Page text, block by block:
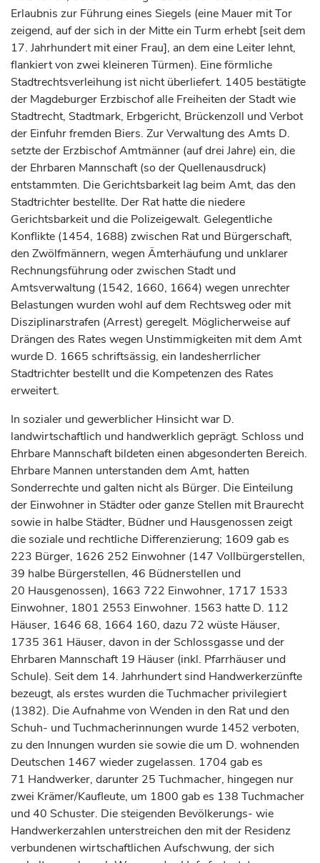
Erlaubnis zur Führung eines Siegels (eine Mauer mit Tor
zeigend, auf der sich in der Mitte ein Turm erhebt [seit dem
17. Jahrhundertmit einer Frau], an dem eine Leiter lehnt,
flankiert von zwei kleineren Türmen). Eine förmliche
Stadtrechtsverleihung ist nicht überliefert. 1405 bestätigte
der Magdeburger Erzbischofalle Freiheiten der Stadt wie
Stadtrecht, Stadtmark, Erbgericht, Brückenzoll und Verbot
der Einfuhr fremden Biers. Zur Verwaltung des Amts D.
setzte der ErzbischofAmtmänner (auf drei Jahre) ein, die
der Ehrbaren Mannschaft (so der Quellenausdruck)
entstammten. Die Gerichtsbarkeit lag beim Amt, das den
Stadtrichter bestellte. Der Rat hatte die niedere
Gerichtsbarkeit und die Polizeigewalt. Gelegentliche
Konflikte (1454, 1688) zwischen Rat und Bürgerschaft,
den Zwölfmännern, wegen Ämterhäufung und unklarer
Rechnungsführung oder zwischen Stadt und
Amtsverwaltung (1542, 1660, 1664) wegen unrechter
Belastungen wurden wohl auf dem Rechtsweg oder mit
Disziplinarstrafen (Arrest) geregelt. Möglicherweise auf
Drängen des Rates wegen Unstimmigkeiten mit dem Amt
wurde D. 1665 schriftsässig, ein landesherrlicher
Stadtrichter bestellt und die Kompetenzen des Rates
erweitert.
In sozialer und gewerblicher Hinsicht war D.
landwirtschaftlich und handwerklich geprägt. Schloss und
Ehrbare Mannschaft bildeten einen abgesonderten Bereich.
Ehrbare Mannen unterstanden dem Amt, hatten
Sonderrechte und galten nicht als Bürger. Die Einteilung
der Einwohner in Städter oder ganze Stellen mit Braurecht
sowie in halbe Städter, Büdner und Hausgenossen zeigt
die soziale und rechtliche Differenzierung; 1609 gab es
223 Bürger, 1626 252 Einwohner (147 Vollbürgerstellen,
39 halbe Bürgerstellen, 46 Büdnerstellen und
20 Hausgenossen), 1663 722 Einwohner, 1717 1533
Einwohner, 1801 2553 Einwohner. 1563 hatte D. 112
Häuser, 1646 68, 1664 160, dazu 72 wüste Häuser,
1735 361 Häuser, davon in der Schlossgasse und der
Ehrbaren Mannschaft 19 Häuser (inkl. Pfarrhäuser und
Schule). Seit dem 14. Jahrhundertsind Handwerkerzünfte
bezeugt, als erstes wurden die Tuchmacher privilegiert
(1382). Die Aufnahme von Wenden in den Rat und den
Schuh- und Tuchmacherinnungen wurde 1452 verboten,
zu den Innungen wurden sie sowie die um D. wohnenden
Deutschen 1467 wieder zugelassen. 1704 gab es
71 Handwerker, darunter 25 Tuchmacher, hingegen nur
zwei Krämer/Kaufleute, um 1800 gab es 138 Tuchmacher
und 40 Schuster. Die steigenden Bevölkerungs- wie
Handwerkerzahlen unterstreichen den mit der Residenz
verbundenen wirtschaftlichen Aufschwung, der sich